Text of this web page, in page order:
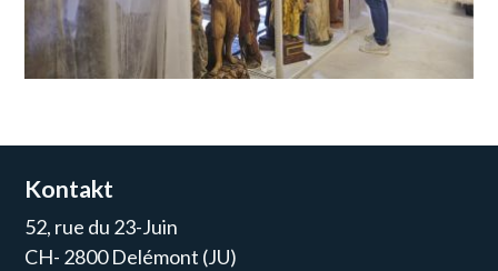
Kontakt
52, rue du 23-Juin
CH- 2800 Delémont (JU)